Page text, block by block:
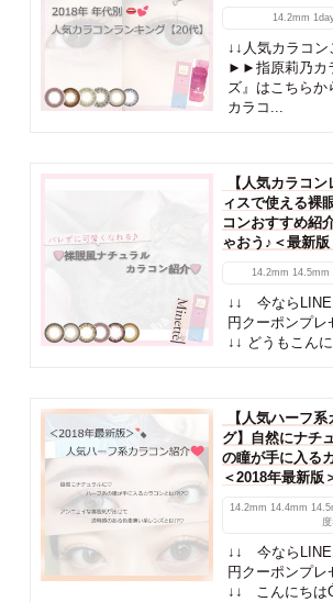
14.2mm
↓↓人気カラコン
►►指原莉乃カ
ズ』はこちら
カラコ...
【人気カラコ
ィスで使える裸
コンおすすめ紹
ゃおう♪＜最新版
14.2mm 14.5mm
↓↓ 今ならLINE
円クーポンプレ
↓↓ どうもこん
【人気ハーフ
グ】自然にナチ
の瞳が手に入る
＜2018年最新版
14.2mm 14.4mm
↓↓ 今ならLINE
円クーポンプレ
↓↓ こんにちは